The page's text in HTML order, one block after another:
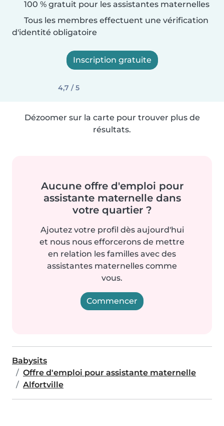
100 % gratuit pour les assistantes maternelles
Tous les membres effectuent une vérification
d'identité obligatoire
Inscription gratuite
4,7 / 5
Dézoomer sur la carte pour trouver plus de
résultats.
Aucune offre d'emploi pour
assistante maternelle dans
votre quartier ?
Ajoutez votre profil dès aujourd'hui
et nous nous efforcerons de mettre
en relation les familles avec des
assistantes maternelles comme
vous.
Commencer
Babysits
Offre d'emploi pour assistante maternelle
Alfortville